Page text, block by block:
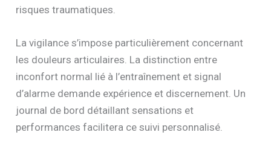
risques traumatiques.
La vigilance s’impose particulièrement concernant
les douleurs articulaires. La distinction entre
inconfort normal lié à l’entraînement et signal
d’alarme demande expérience et discernement. Un
journal de bord détaillant sensations et
performances facilitera ce suivi personnalisé.